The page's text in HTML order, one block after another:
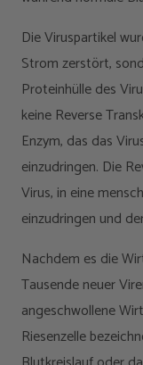
Die Viruspartikel
Strom zerstört,
Proteinhülle des
keine Reverse
Enzym, das das
einzudringen. Die
Virus, in eine
einzudringen und
Nachdem es die
Tausende neuer
angeschwollene
Riesenzelle